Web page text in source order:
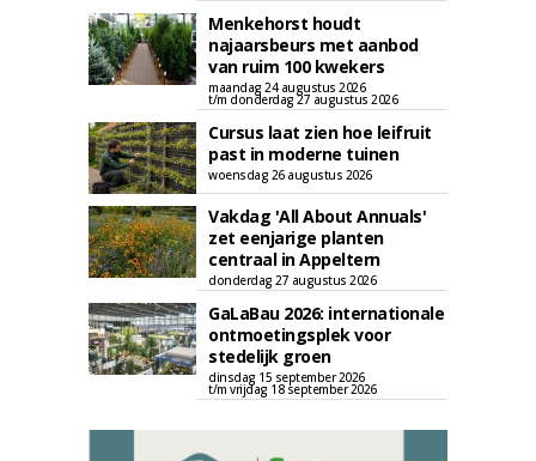
Menkehorst houdt
najaarsbeurs met aanbod
van ruim 100 kwekers
maandag 24 augustus 2026
t/m donderdag 27 augustus 2026
Cursus laat zien hoe leifruit
past in moderne tuinen
woensdag 26 augustus 2026
Vakdag 'All About Annuals'
zet eenjarige planten
centraal in Appeltern
donderdag 27 augustus 2026
GaLaBau 2026: internationale
ontmoetingsplek voor
stedelijk groen
dinsdag 15 september 2026
t/m vrijdag 18 september 2026